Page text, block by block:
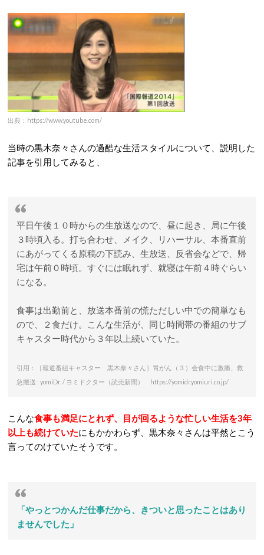
出典：https://www.youtube.com/
当時の黒木奈々さんの過酷な生活スタイルについて、説明した
記事を引用してみると、
平日午後１０時からの生放送なので、昼に起き、局に午後
３時頃入る。打ち合わせ、メイク、リハーサル、本番直前
にあがってくる原稿の下読み、生放送、反省会などで、帰
宅は午前０時頃。すぐには眠れず、就寝は午前４時ぐらい
になる。
食事は出勤前と、放送本番前の慌ただしい中での簡単なも
ので、２食だけ。こんな生活が、同じ時間帯の番組のサブ
キャスター時代から３年以上続いていた。
引用：［報道番組キャスター 黒木奈々さん］胃がん（３）会食中に激痛、救
急搬送 : yomiDr. / ヨミドクター（読売新聞） https://yomidr.yomiuri.co.jp/
こんな食事も満足にとれず、目が回るような忙しい生活を3年
以上も続けていたにもかかわらず、黒木奈々さんは平然とこう
言ってのけていたそうです。
「やっとつかんだ仕事だから、きついと思ったことはあり
ませんでした」